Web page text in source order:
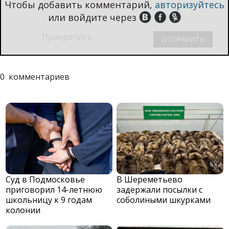
Чтобы добавить комментарий, авторизуйтесь
или войдите через
0 комментариев
Суд в Подмосковье
приговорил 14-летнюю
школьницу к 9 годам
колонии
В Шереметьево
задержали посылки с
соболиными шкурками